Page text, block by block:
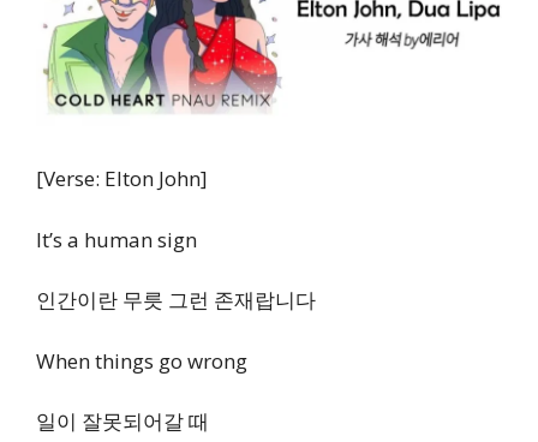
[Verse: Elton John]
It’s a human sign
인간이란 무릇 그런 존재랍니다
When things go wrong
일이 잘못되어갈 때